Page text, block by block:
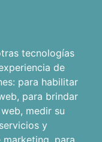
tecnologías
de
para habilitar
, para brindar
, medir su
y
marketing, para